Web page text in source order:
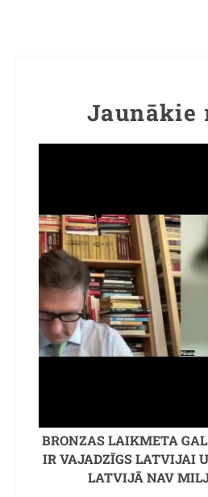
Jaunākie
BRONZAS LAIKMETA
IR VAJADZĪGS LATVIJAI
LATVIJĀ NAV